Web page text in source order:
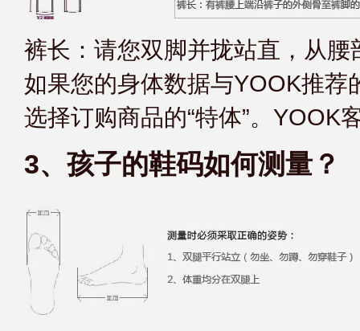
裤长：请您双脚并拢站直，从
如果您的身体数据与YOOK推
选择订购商品的“特体”。YOOK
3、孩子的鞋码如何测量？